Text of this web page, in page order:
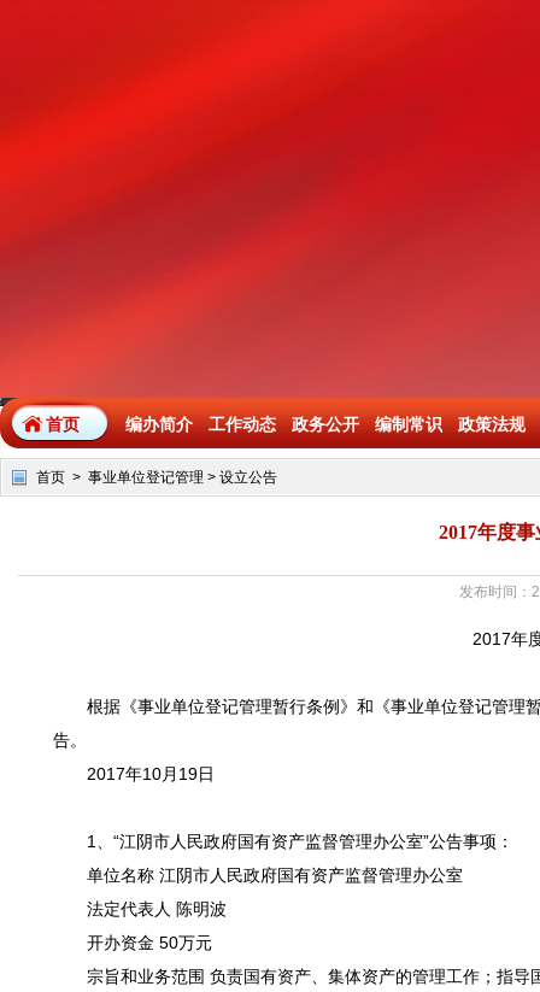
首页 编办简介 工作动态 政务公开 编制常识 政策法规
首页 > 事业单位登记管理 > 设立公告
2017年度
发布时间：
2017年
根据《事业单位登记管理暂行条例》和《事业单位登记管理
告。
2017年10月19日
1、“江阴市人民政府国有资产监督管理办公室”公告事项：
单位名称 江阴市人民政府国有资产监督管理办公室
法定代表人 陈明波
开办资金 50万元
宗旨和业务范围 负责国有资产、集体资产的管理工作；指